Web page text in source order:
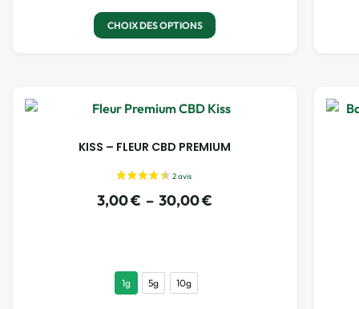
CHOIX DES OPTIONS
KISS – FLEUR CBD PREMIUM
3,00€ – 30,00€
1g 5g 10g